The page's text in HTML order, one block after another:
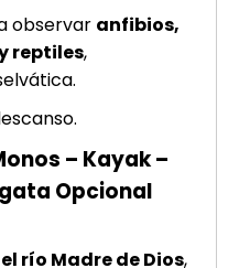
observar anfibios,
reptiles,
– Kayak –
Opcional
río Madre de Dios,